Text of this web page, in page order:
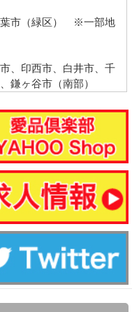
市（緑区） ※一部地
、印西市、白井市、千
鎌ヶ谷市（南部）